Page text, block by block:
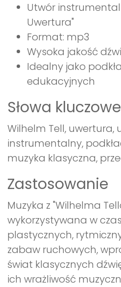
Utwór
Uwertura"
Format: mp3
Wysoka jakość
Idealny jako
edukacyjnych
Słowa kluczowe
Wilhelm Tell, uwertura,
instrumentalny,
muzyka klasyczna,
Zastosowanie
Muzyka z "Wilhelma
wykorzystywana w
plastycznych,
zabaw ruchowych,
świat klasycznych
ich wrażliwość